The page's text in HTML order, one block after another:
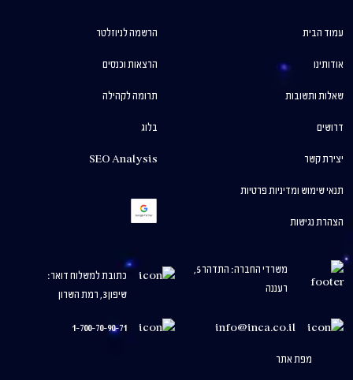
עמוד הבית
אודותינו
שאלות ותשובות
דרושים
יצירת קשר
תנאי שימוש ומדיניות פרטיות
הצהרת נגישות
הרשמה לניוזלטר
הרצאות וכנסים
תרומה לקהילה
בלוג
SEO Analysis
משרדי החברה: התדהר 5,
רעננה
כתובת למשלוח דואר:
שיפון 3, רמת השרון
info@inca.co.il
1-700-70-90-71
מפת אתר